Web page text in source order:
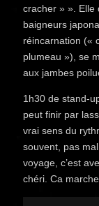
cracher » ». Elle
baigneurs
réincarnation («
plumeau »), se
aux jambes
1h30 de stand-
peut finir par
vrai sens du
souvent, pas
voyage, c’est
chéri. Ca